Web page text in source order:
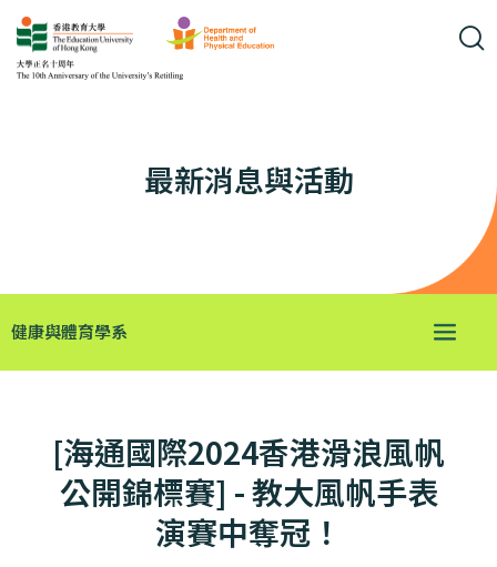
最新消息與活動
健康與體育學系
[海通國際2024香港滑浪風帆
公開錦標賽] - 教大風帆手表
演賽中奪冠！